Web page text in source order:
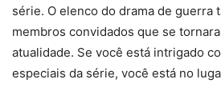
série. O elenco do drama de guerra
membros convidados que se
atualidade. Se você está intrigado
especiais da série, você está no